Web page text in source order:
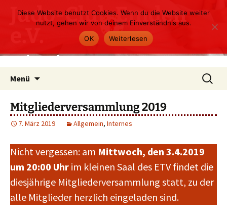
InhaltJudo-Club Emden
Judo und Ju-Jutsu
Menü
Suchen
nach:
Mitgliederversammlung 2019
7. März 2019 Allgemein, Internes
Nicht vergessen: am Mittwoch, den 3.4.2019
um 20:00 Uhr im kleinen Saal des ETV findet die
diesjährige Mitgliederversammlung statt, zu der
alle Mitglieder herzlich eingeladen sind.
Diese Website benutzt Cookies. Wenn du die Website weiter
nutzt, gehen wir von deinem Einverständnis aus.
OK
Weiterlesen